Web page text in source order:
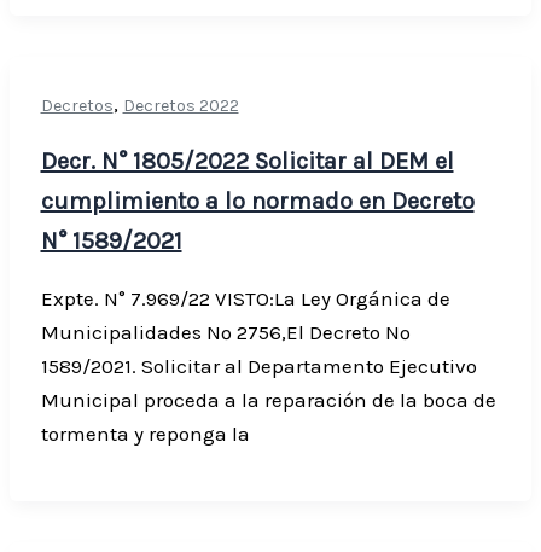
Decretos, Decretos 2022
Decr. N° 1805/2022 Solicitar al DEM el
cumplimiento a lo normado en Decreto
N° 1589/2021
Expte. N° 7.969/22 VISTO:La Ley Orgánica de
Municipalidades Nº 2756,El Decreto Nº
1589/2021. Solicitar al Departamento Ejecutivo
Municipal proceda a la reparación de la boca de
tormenta y reponga la